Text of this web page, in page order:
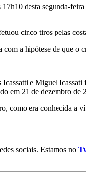
desta segunda-
cinco tiros pelas
a hipótese de que o
e Miguel Icassati
em 21 de dezembro de
como era conhecida a
sociais. Estamos no